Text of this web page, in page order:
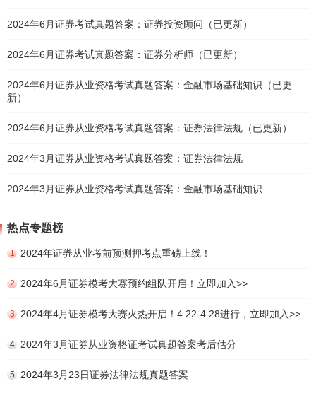
2024年6月证券考试真题答案：证券投资顾问（已更新）
2024年6月证券考试真题答案：证券分析师（已更新）
2024年6月证券从业资格考试真题答案：金融市场基础知识（已更
新）
2024年6月证券从业资格考试真题答案：证券法律法规（已更新）
2024年3月证券从业资格考试真题答案：证券法律法规
2024年3月证券从业资格考试真题答案：金融市场基础知识
热点专题榜
1 2024年证券从业考前预测押考点重磅上线！
2 2024年6月证券模考大赛预约组队开启！立即加入>>
3 2024年4月证券模考大赛火热开启！4.22-4.28进行，立即加入>>
4 2024年3月证券从业资格证考试真题答案考后估分
5 2024年3月23日证券法律法规真题答案